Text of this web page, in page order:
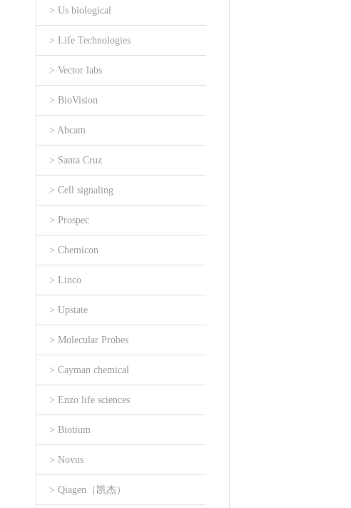
> Us biological
> Life Technologies
> Vector labs
> BioVision
> Abcam
> Santa Cruz
> Cell signaling
> Prospec
> Chemicon
> Linco
> Upstate
> Molecular Probes
> Cayman chemical
> Enzo life sciences
> Biotium
> Novus
> Qiagen（凯杰）